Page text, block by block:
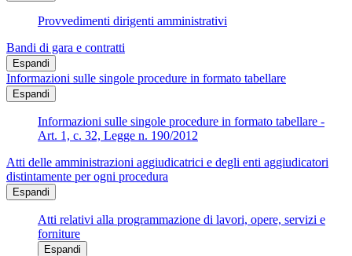
Provvedimenti dirigenti amministrativi
Bandi di gara e contratti
Espandi
Informazioni sulle singole procedure in formato tabellare
Espandi
Informazioni sulle singole procedure in formato tabellare -
Art. 1, c. 32, Legge n. 190/2012
Atti delle amministrazioni aggiudicatrici e degli enti aggiudicatori
distintamente per ogni procedura
Espandi
Atti relativi alla programmazione di lavori, opere, servizi e
forniture
Espandi